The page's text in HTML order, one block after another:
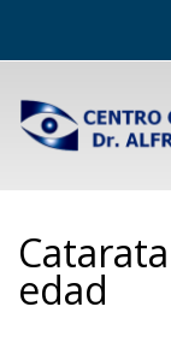
edad